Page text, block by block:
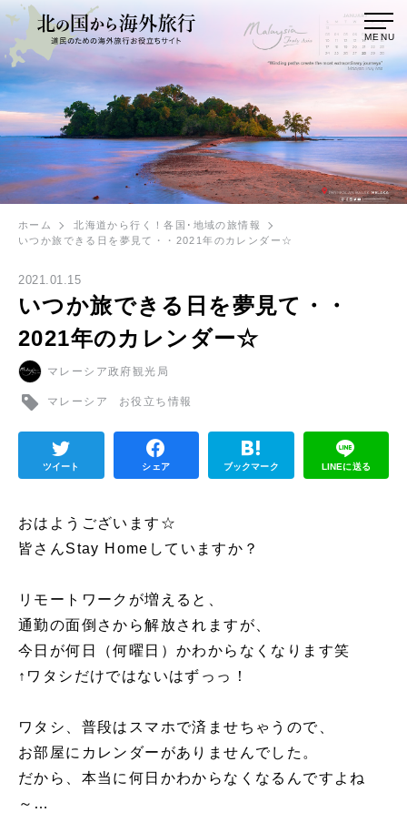
MENU
ホーム
北海道から行く！各国･地域の旅情報
いつか旅できる日を夢見て・・2021年のカレンダー☆
2021.01.15
いつか旅できる日を夢見て・・
2021年のカレンダー☆
マレーシア政府観光局
マレーシア お役立ち情報
ツイート シェア ブックマーク LINEに送る
おはようございます☆
皆さんStay Homeしていますか？
リモートワークが増えると、
通勤の面倒さから解放されますが、
今日が何日（何曜日）かわからなくなります笑
↑ワタシだけではないはずっっ！
ワタシ、普段はスマホで済ませちゃうので、
お部屋にカレンダーがありませんでした。
だから、本当に何日かわからなくなるんですよね
～…